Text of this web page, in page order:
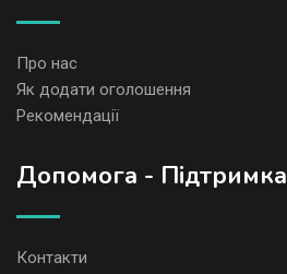
Про нас
Як додати оголошення
Рекомендації
Допомога - Підтримка
Контакти